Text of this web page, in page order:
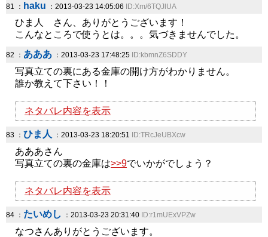
81 ： haku ：2013-03-23 14:05:06 ID:Xm/6TQJlUA
ひま人 さん、ありがとうございます！
こんなところで使うとは。。。気づきませんでした。
82 ： あああ ：2013-03-23 17:48:25 ID:kbmnZ6SDDY
写真立ての裏にある金庫の開け方がわかりません。
誰か教えて下さい！！
ネタバレ内容を表示
83 ： ひま人 ：2013-03-23 18:20:51 ID:TRcJeUBXcw
あああさん
写真立ての裏の金庫は>>9でいかがでしょう？
ネタバレ内容を表示
84 ： たいめし ：2013-03-23 20:31:40 ID:r1mUExVPZw
なつさんありがとうございます。